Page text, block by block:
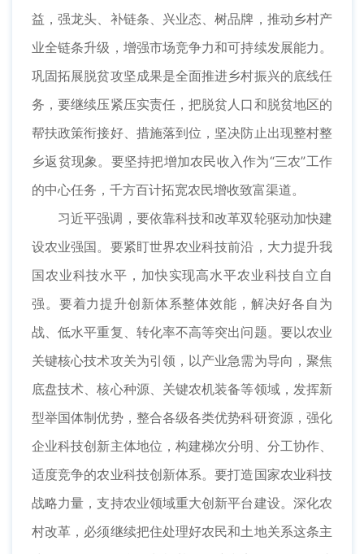
益，强龙头、补链条、兴业态、树品牌，推动乡村产
业全链条升级，增强市场竞争力和可持续发展能力。
巩固拓展脱贫攻坚成果是全面推进乡村振兴的底线任
务，要继续压紧压实责任，把脱贫人口和脱贫地区的
帮扶政策衔接好、措施落到位，坚决防止出现整村整
乡返贫现象。要坚持把增加农民收入作为“三农”工作
的中心任务，千方百计拓宽农民增收致富渠道。
习近平强调，要依靠科技和改革双轮驱动加快建
设农业强国。要紧盯世界农业科技前沿，大力提升我
国农业科技水平，加快实现高水平农业科技自立自
强。要着力提升创新体系整体效能，解决好各自为
战、低水平重复、转化率不高等突出问题。要以农业
关键核心技术攻关为引领，以产业急需为导向，聚焦
底盘技术、核心种源、关键农机装备等领域，发挥新
型举国体制优势，整合各级各类优势科研资源，强化
企业科技创新主体地位，构建梯次分明、分工协作、
适度竞争的农业科技创新体系。要打造国家农业科技
战略力量，支持农业领域重大创新平台建设。深化农
村改革，必须继续把住处理好农民和土地关系这条主